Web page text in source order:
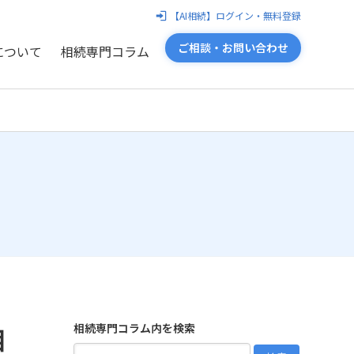
いて 相続専門コラム ご相談・お問い合わせ
【AI相続】ログイン・無料登録
相続専門コラム内を検索